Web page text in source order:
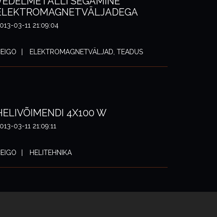
03-11 21:09:04
ELEKTROMAGNETVÄLJAD, TEADUS
4X100 W
03-11 21:09:11
HELITEHNIKA